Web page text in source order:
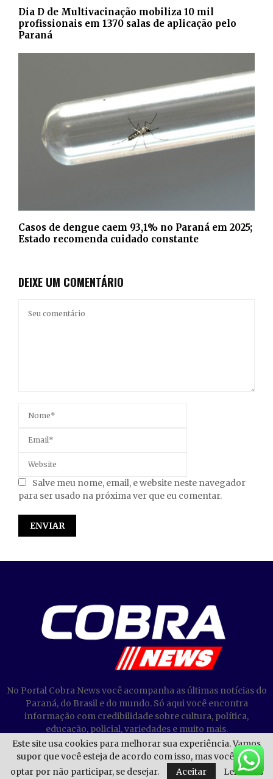
Dia D de Multivacinação mobiliza 10 mil
profissionais em 1370 salas de aplicação pelo
Paraná
Casos de dengue caem 93,1% no Paraná em 2025;
Estado recomenda cuidado constante
DEIXE UM COMENTÁRIO
Salve meu nome, email, e website neste navegador
para ser usado na próxima ver que eu comentar.
No Portal Cobra News você acompanha as últimas notícias do
Paraná, do Brasil e do mundo. Só aqui você encontra
informação com credibilidade sobre cultura, política,
educação, policial, variedades e muito mais.
@2023 - Cobra News. Todos os direitos reservados.
Este site usa cookies para melhorar sua experiência. Vamos
supor que você esteja de acordo com isso, mas você pode
optar por não participar, se desejar.
Aceitar Leia mais